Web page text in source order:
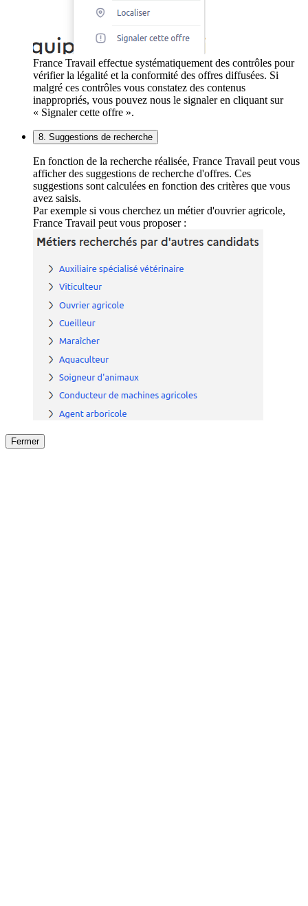
France Travail effectue systématiquement des contrôles pour
vérifier la légalité et la conformité des offres diffusées. Si
malgré ces contrôles vous constatez des contenus
inappropriés, vous pouvez nous le signaler en cliquant sur
« Signaler cette offre ».
8. Suggestions de recherche
En fonction de la recherche réalisée, France Travail peut vous
afficher des suggestions de recherche d'offres. Ces
suggestions sont calculées en fonction des critères que vous
avez saisis.
Par exemple si vous cherchez un métier d'ouvrier agricole,
France Travail peut vous proposer :
Fermer